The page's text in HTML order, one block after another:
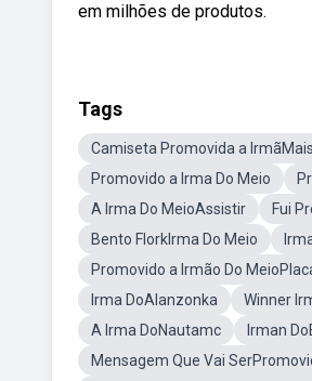
em milhões de produtos.
Tags
Camiseta Promovida a
Promovido a Irma Do Meio
A Irma Do MeioAssistir
Fui
Bento FlorkIrma Do Meio
Promovido a Irmão Do
Irma DoAlanzonka
Winner
A Irma DoNautamc
Irman
Mensagem Que Vai